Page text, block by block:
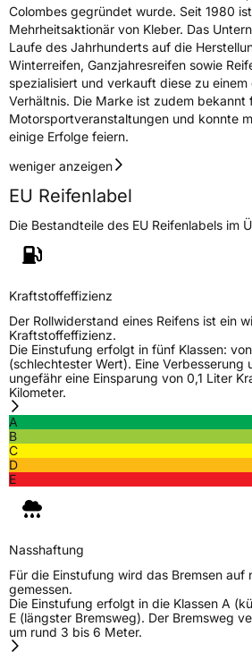
Colombes gegründet wurde. Seit 1980
Mehrheitsaktionär von Kleber. Das
Laufe des Jahrhunderts auf die
Winterreifen, Ganzjahresreifen sowie
spezialisiert und verkauft diese zu
Verhältnis. Die Marke ist zudem bekannt
Motorsportveranstaltungen und konnte
einige Erfolge feiern.
weniger anzeigen
EU Reifenlabel
Die Bestandteile des EU Reifenlabels im
Kraftstoffeffizienz
Der Rollwiderstand eines Reifens ist ein
Kraftstoffeffizienz.
Die Einstufung erfolgt in fünf Klassen:
(schlechtester Wert). Eine Verbesserung
ungefähr eine Einsparung von 0,1 Liter
Kilometer.
A
B
C
D
E
Nasshaftung
Für die Einstufung wird das Bremsen auf
gemessen.
Die Einstufung erfolgt in die Klassen A
E (längster Bremsweg). Der Bremsweg
um rund 3 bis 6 Meter.